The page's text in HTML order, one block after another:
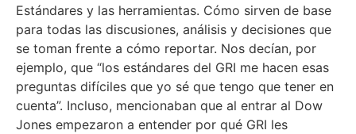
Estándares y las herramientas. Cómo sirven de base
para todas las discusiones, análisis y decisiones que
se toman frente a cómo reportar. Nos decían, por
ejemplo, que “los estándares del GRI me hacen esas
preguntas difíciles que yo sé que tengo que tener en
cuenta”. Incluso, mencionaban que al entrar al Dow
Jones empezaron a entender por qué GRI les